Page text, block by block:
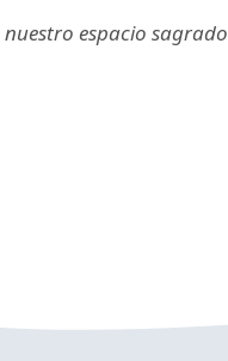
espacio sagrado